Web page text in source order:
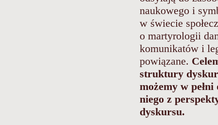
naukowego i
w świecie
o martyrologii
komunikatów i
powiązane.
struktury
możemy w
niego z
dyskursu.